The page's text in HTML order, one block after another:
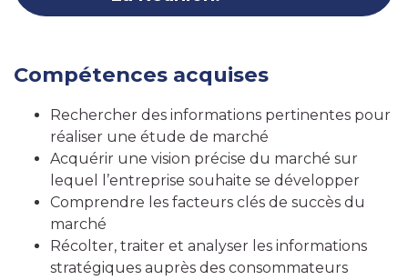
Compétences acquises
Rechercher des informations pertinentes pour
réaliser une étude de marché
Acquérir une vision précise du marché sur
lequel l’entreprise souhaite se développer
Comprendre les facteurs clés de succès du
marché
Récolter, traiter et analyser les informations
stratégiques auprès des consommateurs